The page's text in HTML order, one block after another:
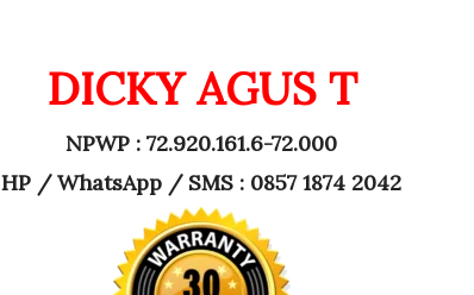
DICKY AGUS T
NPWP : 72.920.161.6-72.000
HP /WhatsApp / SMS : 0857 1874 2042